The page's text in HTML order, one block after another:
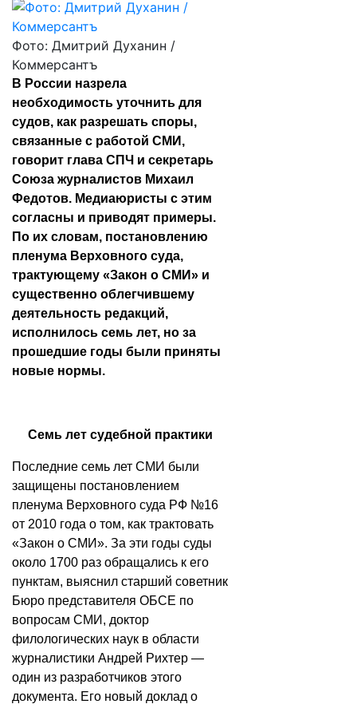
Фото: Дмитрий Духанин /
Коммерсантъ
В России назрела
необходимость уточнить для
судов, как разрешать споры,
связанные с работой СМИ,
говорит глава СПЧ и секретарь
Союза журналистов Михаил
Федотов. Медиаюристы с этим
согласны и приводят примеры.
По их словам, постановлению
пленума Верховного суда,
трактующему «Закон о СМИ» и
существенно облегчившему
деятельность редакций,
исполнилось семь лет, но за
прошедшие годы были приняты
новые нормы.
Семь лет судебной практики
Последние семь лет СМИ были
защищены постановлением
пленума Верховного суда РФ №16
от 2010 года о том, как трактовать
«Закон о СМИ». За эти годы суды
около 1700 раз обращались к его
пунктам, выяснил старший советник
Бюро представителя ОБСЕ по
вопросам СМИ, доктор
филологических наук в области
журналистики Андрей Рихтер —
один из разработчиков этого
документа. Его новый доклад о